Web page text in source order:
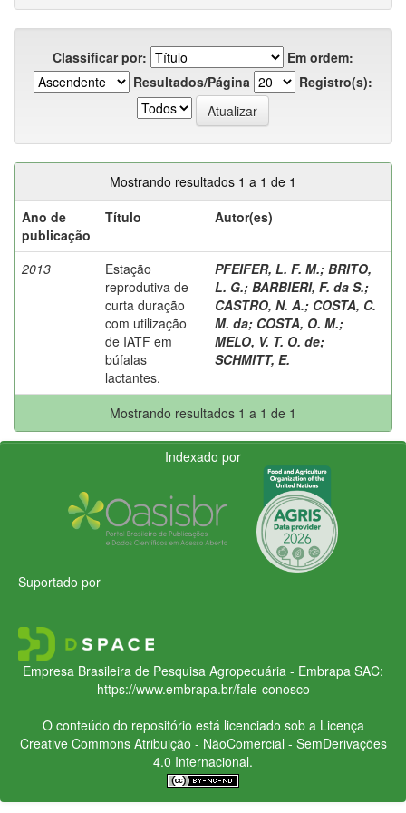
Classificar por:
Em ordem:
Resultados/Página
Registro(s):
Mostrando resultados 1 a 1 de 1
Ano de
publicação
Título Autor(es)
2013
Estação
reprodutiva de
curta duração
com utilização
de IATF em
búfalas
lactantes.
PFEIFER, L. F. M.; BRITO,
L. G.; BARBIERI, F. da S.;
CASTRO, N. A.; COSTA, C.
M. da; COSTA, O. M.;
MELO, V. T. O. de;
SCHMITT, E.
Mostrando resultados 1 a 1 de 1
Indexado por
Suportado por
Empresa Brasileira de Pesquisa Agropecuária - Embrapa SAC:
https://www.embrapa.br/fale-conosco
O conteúdo do repositório está licenciado sob a Licença
Creative CommonsAtribuição - NãoComercial - SemDerivações
4.0 Internacional.